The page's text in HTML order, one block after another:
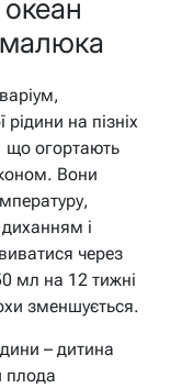
на пізніх
що огортають
Вони
і
через
мл на 12 тижні
зменшується.
– дитина
плода